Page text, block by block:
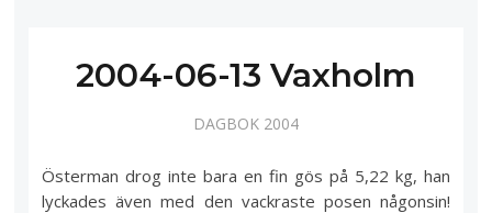
2004-06-13 Vaxholm
DAGBOK 2004
Österman drog inte bara en fin gös på 5,22 kg, han
lyckades även med den vackraste posen någonsin!